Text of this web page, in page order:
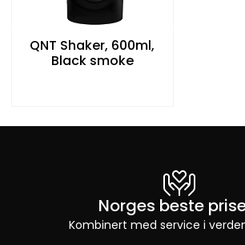
QNT Shaker, 600ml,
Black smoke
Norges beste
Kombinert med service i